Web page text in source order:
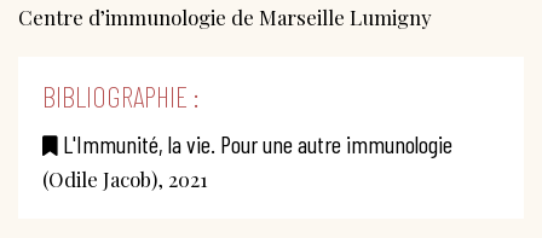
Centre d’immunologie de Marseille Lumigny
BIBLIOGRAPHIE :
L'Immunité, la vie. Pour une autre immunologie
(Odile Jacob), 2021